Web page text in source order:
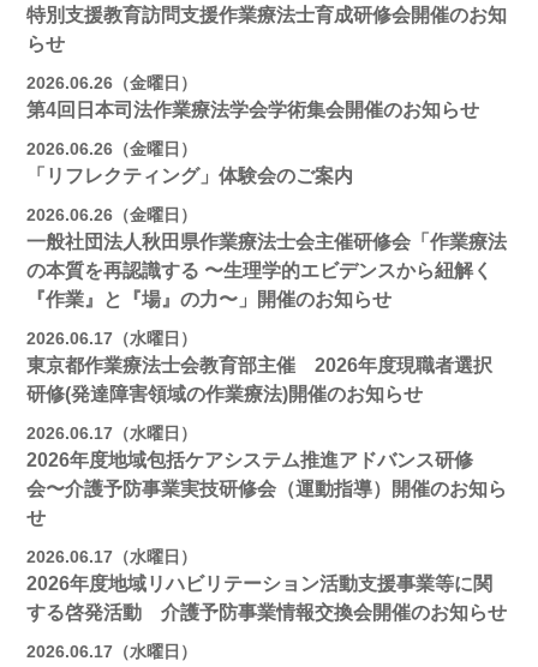
特別支援教育訪問支援作業療法士育成研修会開催のお知
らせ
2026.06.26（金曜日）
第4回日本司法作業療法学会学術集会開催のお知らせ
2026.06.26（金曜日）
「リフレクティング」体験会のご案内
2026.06.26（金曜日）
一般社団法人秋田県作業療法士会主催研修会「作業療法
の本質を再認識する 〜生理学的エビデンスから紐解く
『作業』と『場』の力〜」開催のお知らせ
2026.06.17（水曜日）
東京都作業療法士会教育部主催 2026年度現職者選択
研修(発達障害領域の作業療法)開催のお知らせ
2026.06.17（水曜日）
2026年度地域包括ケアシステム推進アドバンス研修
会〜介護予防事業実技研修会（運動指導）開催のお知ら
せ
2026.06.17（水曜日）
2026年度地域リハビリテーション活動支援事業等に関
する啓発活動 介護予防事業情報交換会開催のお知らせ
2026.06.17（水曜日）